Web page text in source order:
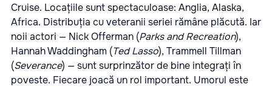
Cruise. Locațiile sunt spectaculoase: Anglia, Alaska,
Africa. Distribuția cu veteranii seriei rămâne plăcută. Iar
noii actori — Nick Offerman (Parks and Recreation),
Hannah Waddingham (Ted Lasso), Trammell Tillman
(Severance) — sunt surprinzător de bine integrați în
poveste. Fiecare joacă un rol important. Umorul este